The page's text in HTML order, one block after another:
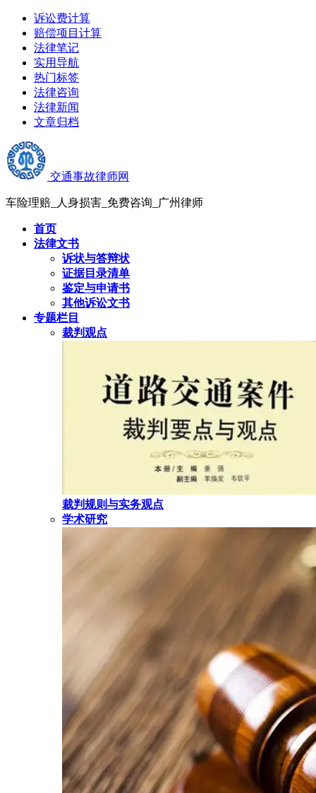
诉讼费计算
赔偿项目计算
法律笔记
实用导航
热门标签
法律咨询
法律新闻
文章归档
交通事故律师网
车险理赔_人身损害_免费咨询_广州律师
首页
法律文书
诉状与答辩状
证据目录清单
鉴定与申请书
其他诉讼文书
专题栏目
裁判观点
裁判规则与实务观点
学术研究